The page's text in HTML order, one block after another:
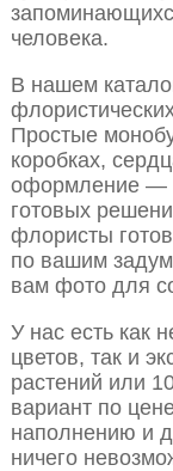
человека.
В нашем
Простые
коробках,
оформление —
готовых
флористы
по вашим
вам фото для
У нас есть как
цветов, так и
растений или
вариант по
наполнению и
ничего